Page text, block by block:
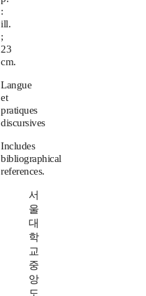
:
ill.
;
23
cm.
Langue
et
pratiques
discursives
Includes
bibliographical
references.
서
울
대
학
교
중
앙
도